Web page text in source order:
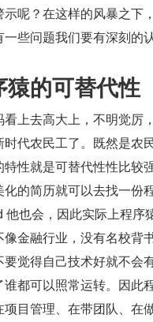
呢？在这样的风暴之下
些问题我们要有深刻的认
猿的可替代性
上去高大上，不明觉厉
时代农民工了。既然是农
特性就是可替代性性比较
化的简历就可以去找一份
他也会，因此实际上程序
像金融行业，没有名校背
觉得自己技术好就不会
谁都可以照常运转。因此
项目管理、在带团队、在